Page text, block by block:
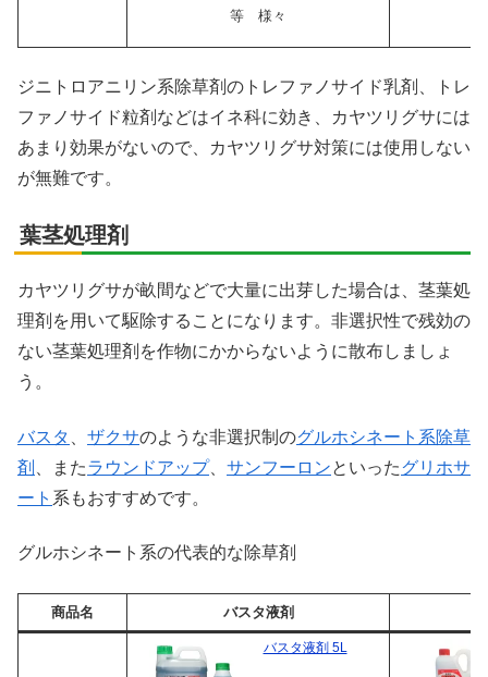
等 様々
ジニトロアニリン系除草剤の トレファノサイド乳剤、トレ
ファノサイド粒剤などはイネ科に効き、カヤツリグサには
あまり効果がないので、カヤツリグサ対策には使用しない
が無難です。
葉茎処理剤
カヤツリグサが畝間などで大量に出芽した場合は、茎葉処
理剤を用いて駆除することになります。非選択性で残効の
ない茎葉処理剤を作物にかからないように散布しましょ
う。
バスタ ザクサのような非選択制のグルホシネート系除草
剤
、またラウンドアップ、 サンフーロンといったグリホサ
ート 系もおすすめです。
グルホシネート系の代表的な除草剤
商品名 バスタ液剤
バスタ液剤 5L